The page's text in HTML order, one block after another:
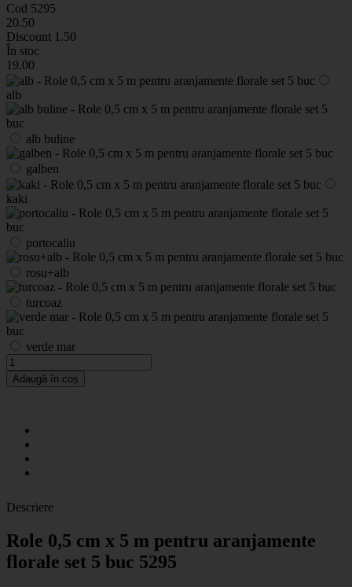
Cod 5295
20.50
Discount 1.50
În stoc
19.00
alb
alb buline
galben
kaki
portocaliu
rosu+alb
turcoaz
verde mar
Adaugă în coș
Descriere
Role 0,5 cm x 5 m pentru aranjamente
florale set 5 buc 5295